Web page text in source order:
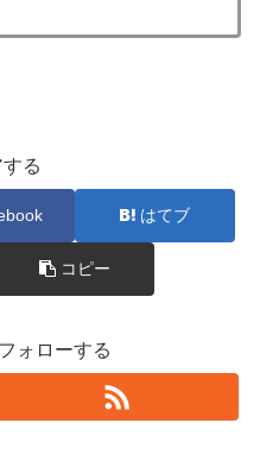
る
はてブ
コピー
ォローする